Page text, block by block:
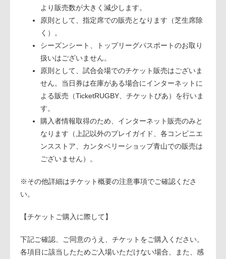
より販売数が大きく減少します。
原則として、指定席での販売となります（芝生席除
く）。
シーズンシート、トップリーグパスポートのお取り
扱いはございません。
原則として、試合会場でのチケット販売はございま
せん。当日券は在庫がある場合にインターネットに
よる販売（TicketRUGBY、チケットぴあ）を行いま
す。
購入者情報取得のため、インターネット販売のみと
なります（上記以外のプレイガイド、各コンビニエ
ンスストア、カンタベリーショップ青山での販売は
ございません）。
※その他詳細はチケット概要の注意事項でご確認くださ
い。
【チケットご購入に際して】
下記ご確認、ご同意のうえ、チケットをご購入ください。
各項目に該当したためご入場いただけない場合、また、感